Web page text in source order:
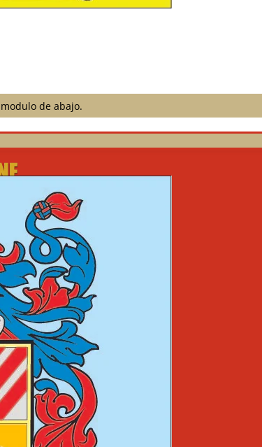
de abajo.